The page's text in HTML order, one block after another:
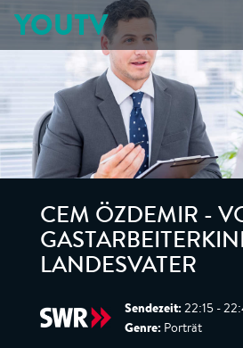
YOUTV
CEM ÖZDEMIR -
LANDESVATER
Sendezeit: 22:15 -
Genre: Porträt